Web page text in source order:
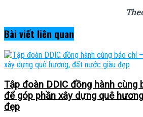
Bài viết liên quan
Tập đoàn DDIC đồng hành cùng
để góp phần xây dựng quê
đẹp